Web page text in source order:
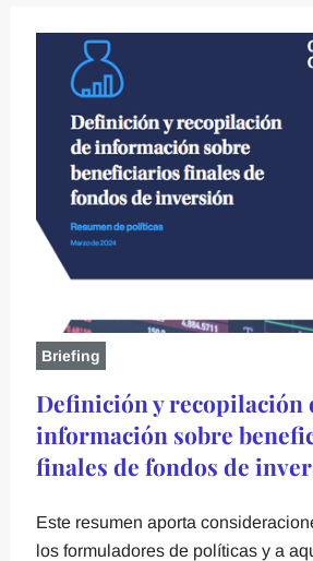
Briefing
Definición y recopilación
información sobre
finales de fondos de
Este resumen aporta
los formuladores de políticas y a